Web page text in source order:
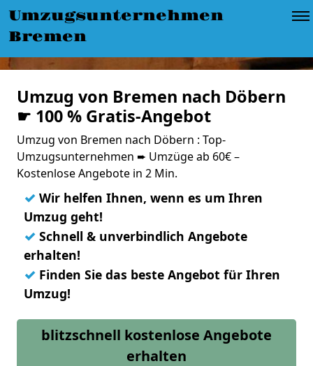
Umzugsunternehmen
Bremen
Umzug von Bremen nach Döbern
☛ 100 % Gratis-Angebot
Umzug von Bremen nach Döbern : Top-
Umzugsunternehmen ➨ Umzüge ab 60€ –
Kostenlose Angebote in 2 Min.
✓ Wir helfen Ihnen, wenn es um Ihren
Umzug geht!
✓ Schnell & unverbindlich Angebote
erhalten!
✓ Finden Sie das beste Angebot für Ihren
Umzug!
blitzschnell kostenlose Angebote
erhalten